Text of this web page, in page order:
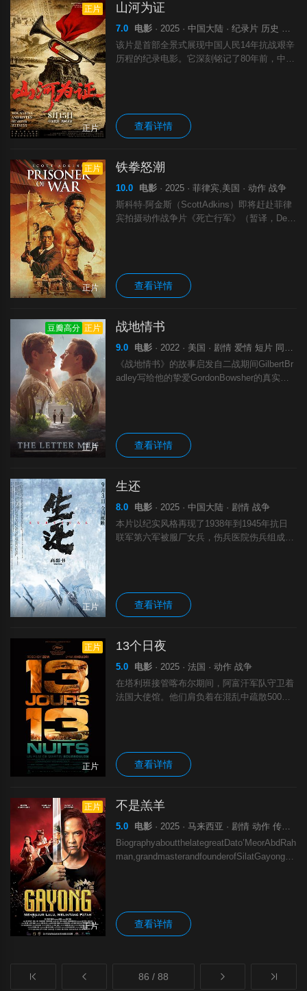
正片
正片
山河为证
7.0 电影 · 2025 · 中国大陆 · 纪录片 历史 战争
该片是首部全景式展现中国人民14年抗战艰辛
历程的纪录电影。它深刻铭记了80年前，中国
查看详情
正片
正片
铁拳怒潮
10.0 电影 · 2025 · 菲律宾,美国 · 动作 战争
斯科特·阿金斯（ScottAdkins）即将赶赴菲律
宾拍摄动作战争片《死亡行军》（暂译，Deat
查看详情
豆瓣高分 正片
正片
战地情书
9.0 电影 · 2022 · 美国 · 剧情 爱情 短片 同性 战争
《战地情书》的故事启发自二战期间GilbertBr
adley写给他的挚爱GordonBowsher的真实情
查看详情
正片
生还
8.0 电影 · 2025 · 中国大陆 · 剧情 战争
本片以纪实风格再现了1938年到1945年抗日
联军第六军被服厂女兵，伤兵医院伤兵组成的
查看详情
正片
正片
13个日夜
5.0 电影 · 2025 · 法国 · 动作 战争
在塔利班接管喀布尔期间，阿富汗军队守卫着
法国大使馆。他们肩负着在混乱中疏散500人
查看详情
正片
正片
不是羔羊
5.0 电影 · 2025 · 马来西亚 · 剧情 动作 传记 战争
BiographyaboutthelategreatDato’MeorAbdRah
man,grandmasterandfounderofSilatGayongM
查看详情
86 / 88